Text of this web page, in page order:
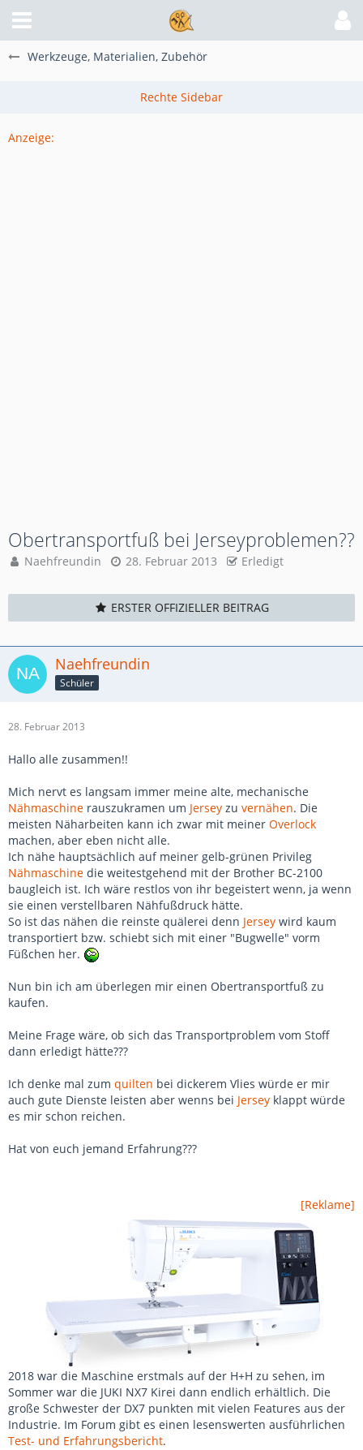
Werkzeuge, Materialien, Zubehör
Anzeige:
Obertransportfuß bei Jerseyproblemen??
Naehfreundin 28. Februar 2013 Erledigt
ERSTER OFFIZIELLER BEITRAG
Naehfreundin
Schüler
28. Februar 2013
Hallo alle zusammen!!
Mich nervt es langsam immer meine alte, mechanische
Nähmaschine rauszukramen um Jersey zu vernähen. Die
meisten Näharbeiten kann ich zwar mit meiner Overlock
machen, aber eben nicht alle.
Ich nähe hauptsächlich auf meiner gelb-grünen Privileg
Nähmaschine die weitestgehend mit der Brother BC-2100
baugleich ist. Ich wäre restlos von ihr begeistert wenn, ja wenn
sie einen verstellbaren Nähfußdruck hätte.
So ist das nähen die reinste quälerei denn Jersey wird kaum
transportiert bzw. schiebt sich mit einer "Bugwelle" vorm
Füßchen her.
Nun bin ich am überlegen mir einen Obertransportfuß zu
kaufen.
Meine Frage wäre, ob sich das Transportproblem vom Stoff
dann erledigt hätte???
Ich denke mal zum quilten bei dickerem Vlies würde er mir
auch gute Dienste leisten aber wenns bei Jersey klappt würde
es mir schon reichen.
Hat von euch jemand Erfahrung???
[Reklame]
2018 war die Maschine erstmals auf der H+H zu sehen, im
Sommer war die JUKI NX7 Kirei dann endlich erhältlich. Die
große Schwester der DX7 punkten mit vielen Features aus der
Industrie. Im Forum gibt es einen lesenswerten ausführlichen
Test- und Erfahrungsbericht.